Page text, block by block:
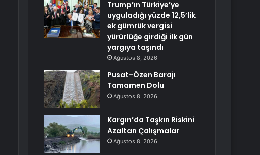
Trump’ın Türkiye’ye
uyguladığı yüzde 12,5’lik
ek gümrük vergisi
yürürlüğe girdiği ilk gün
yargıya taşındı
Ağustos 8, 2026
Pusat-Özen Barajı
Tamamen Dolu
Ağustos 8, 2026
Kargın’da Taşkın Riskini
Azaltan Çalışmalar
Ağustos 8, 2026